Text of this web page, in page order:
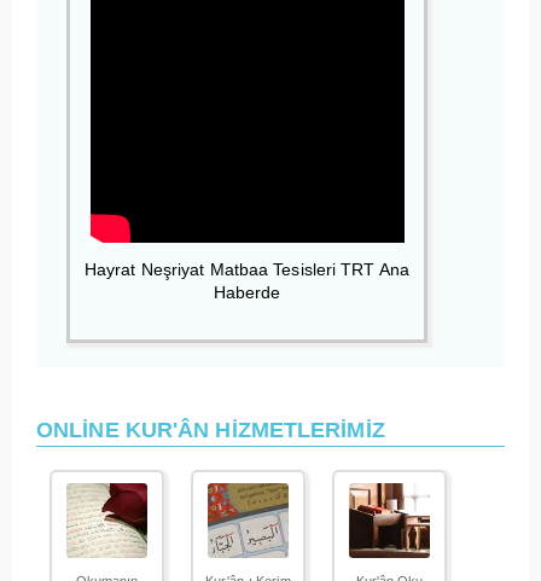
Hayrat Neşriyat Matbaa Tesisleri TRT Ana
Haberde
ONLİNE KUR'ÂN HİZMETLERİMİZ